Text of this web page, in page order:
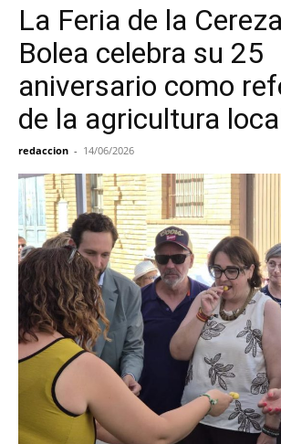
La Feria de la
Bolea celebra su 25
aniversario como
de la agricultura
redaccion - 14/06/2026